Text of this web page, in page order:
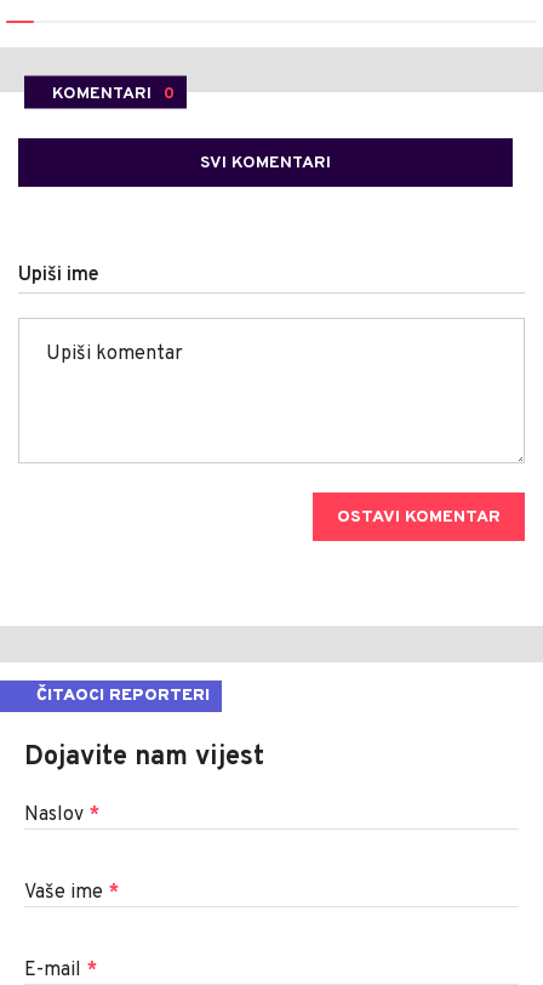
KOMENTARI 0
SVI KOMENTARI
Upiši ime
OSTAVI KOMENTAR
ČITAOCI REPORTERI
Dojavite nam vijest
Naslov *
Vaše ime *
E-mail *